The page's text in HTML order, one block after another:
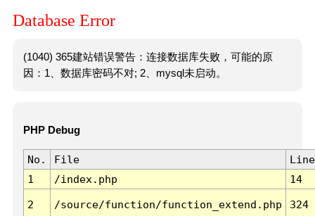
Database Error
(1040) 365建站错误警告：连接数据库失败，可能的原
因：1、数据库密码不对; 2、mysql未启动。
PHP Debug
No. File
Line
1
/index.php 14
2 /source/function/function_extend.php 324